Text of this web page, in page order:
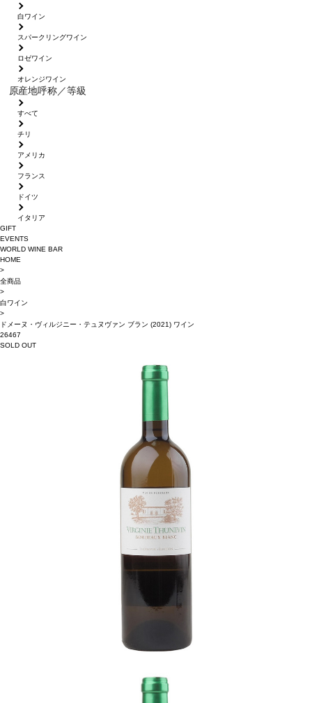
白ワイン
スパークリングワイン
ロゼワイン
オレンジワイン
原産地呼称／等級
すべて
チリ
アメリカ
フランス
ドイツ
イタリア
GIFT
EVENTS
WORLD WINE BAR
HOME
>
全商品
>
白ワイン
>
ドメーヌ・ヴィルジニー・テュヌヴァン ブラン (2021) ワイン
26467
SOLD OUT